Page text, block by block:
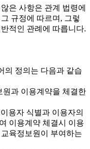
은 사항은 관계 법령에
규정에 따르며, 그렇
적인 관례에 따릅니다.
의 정의는 다음과 같습
과 이용계약을 체결한
용자 식별과 이용자의
이용계약 체결시 이용
육정보원이 부여하는